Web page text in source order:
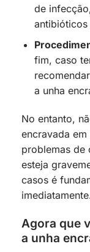
de
fim, caso
a unha
No entanto,
encravada
problemas de
esteja
casos é
Agora que
a unha